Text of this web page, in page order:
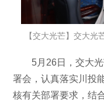
【交大光芒】交大
5月26日，交大
署会，认真落实川投
核有关部署要求，结